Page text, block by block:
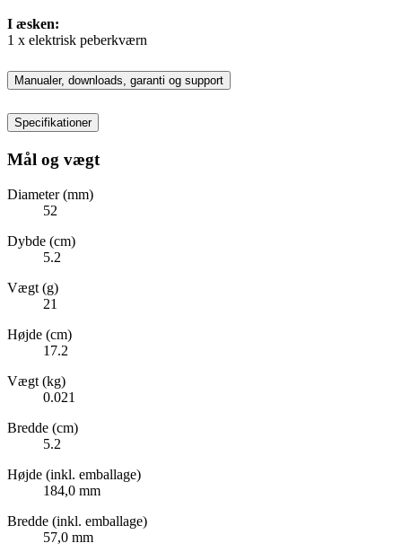
I æsken:
1 x elektrisk peberkværn
Manualer, downloads, garanti og support
Specifikationer
Mål og vægt
Diameter (mm)
52
Dybde (cm)
5.2
Vægt (g)
21
Højde (cm)
17.2
Vægt (kg)
0.021
Bredde (cm)
5.2
Højde (inkl. emballage)
184,0 mm
Bredde (inkl. emballage)
57,0 mm